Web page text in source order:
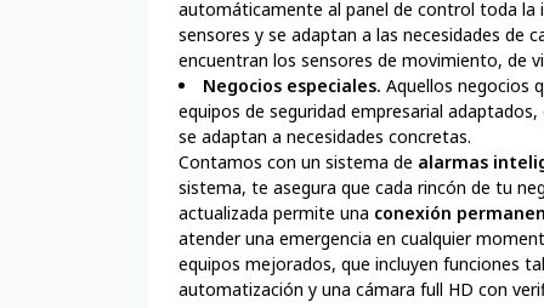
automáticamente al panel de control toda la
sensores y se adaptan a las necesidades de
encuentran los sensores de movimiento, de
Negocios especiales. Aquellos negocios
equipos de seguridad empresarial
se adaptan a necesidades concretas.
Contamos con un sistema de alarmas
sistema, te asegura que cada rincón de tu
actualizada permite una conexión
atender una emergencia en cualquier
equipos mejorados, que incluyen funciones
automatización y una cámara full HD con